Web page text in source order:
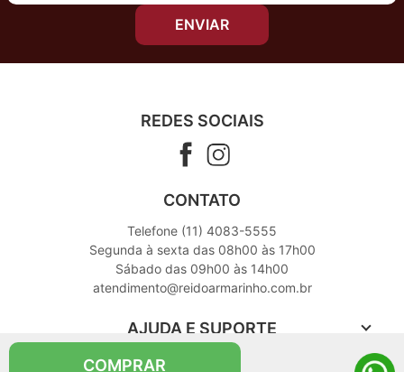
COMPRAR
ENVIAR
REDES SOCIAIS
CONTATO
Telefone (11) 4083-5555
Segunda à sexta das 08h00 às 17h00
Sábado das 09h00 às 14h00
atendimento@reidoarmarinho.com.br
AJUDA E SUPORTE